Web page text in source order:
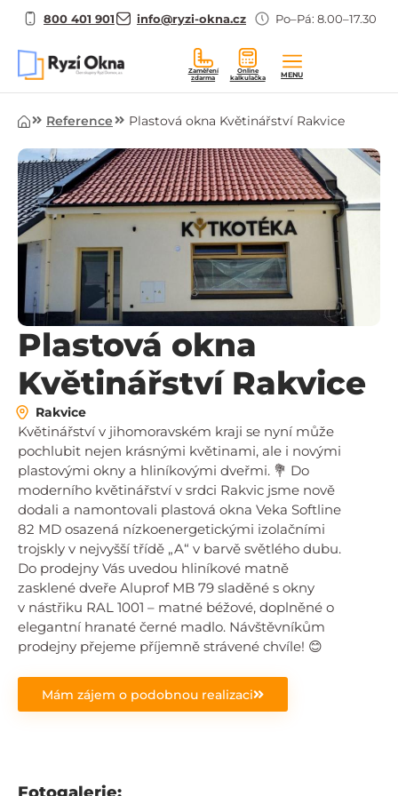
800 401 901 info@ryzi-okna.cz Po–Pá: 8.00–17.30
Zaměření
zdarma
Online
kalkulačka
MENU
ÚvodReference Plastová okna Květinářství Rakvice
Plastová okna
Květinářství Rakvice
Rakvice
Květinářství v jihomoravském kraji se nyní může
pochlubit nejen krásnými květinami, ale i novými
plastovými okny a hliníkovými dveřmi. 💐 Do
moderního květinářství v srdci Rakvic jsme nově
dodali a namontovali plastová okna Veka Softline
82 MD osazená nízkoenergetickými izolačními
trojskly v nejvyšší třídě „A“ v barvě světlého dubu.
Do prodejny Vás uvedou hliníkové matně
zasklené dveře Aluprof MB 79 sladěné s okny
v nástřiku RAL 1001 – matné béžové, doplněné o
elegantní hranaté černé madlo. Návštěvníkům
prodejny přejeme příjemně strávené chvíle! 😊
Mám zájem o podobnou realizaci
Fotogalerie: